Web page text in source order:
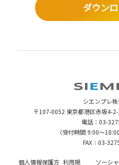
ダウン
シエンプレ
〒107-0052 東京都港区赤坂4-
電話： 03-
（受付時間 9:00～
FAX：03-
個人情報保護方 利用規 ソーシ